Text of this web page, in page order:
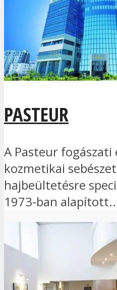
PASTEUR
A Pasteur fogászati
kozmetikai
hajbeültetésre
1973-ban